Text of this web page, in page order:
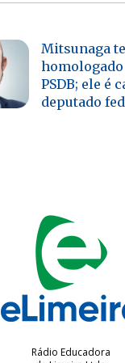
Mitsunaga
PSDB; ele é
deputado
Rádio Educadora